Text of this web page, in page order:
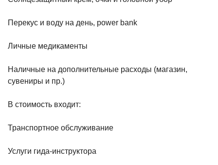
Перекус и воду на день, power bank
Личные медикаменты
Наличные на дополнительные расходы (магазин,
сувениры и пр.)
В стоимость входит:
Транспортное обслуживание
Услуги гида-инструктора